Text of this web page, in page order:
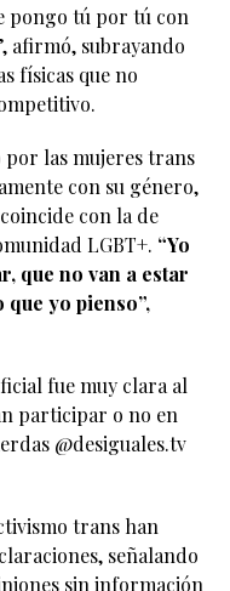
pongo tú por tú con
afirmó, subrayando
físicas que no
por las mujeres trans
con su género,
con la de
LGBT+. “Yo
que no van a estar
yo pienso”,
fue muy clara al
participar o no en
@desiguales.tv
trans han
señalando
sin información